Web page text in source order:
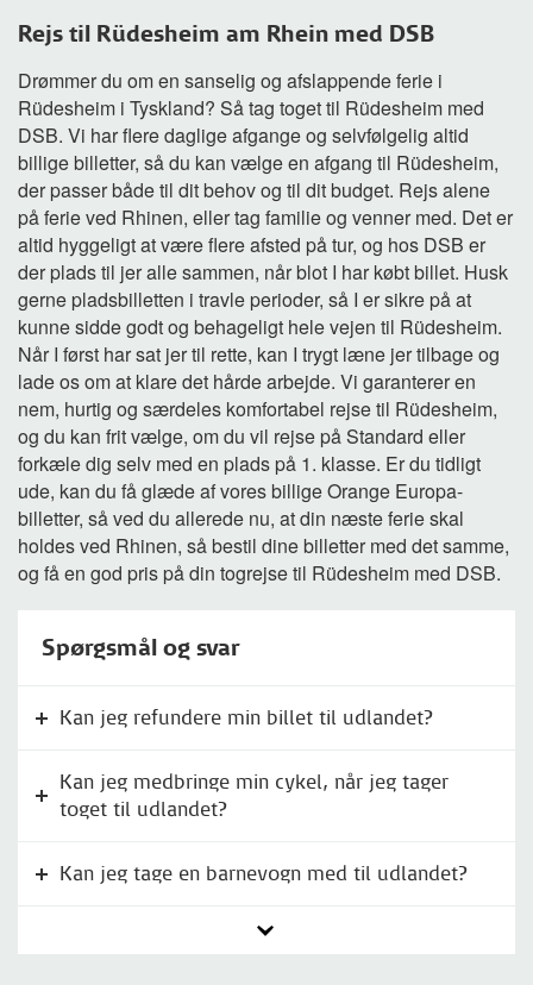
Rejs til Rüdesheim am Rhein med DSB
Drømmer du om en sanselig og afslappende ferie i
Rüdesheim i Tyskland? Så tag toget til Rüdesheim med
DSB. Vi har flere daglige afgange og selvfølgelig altid
billige billetter, så du kan vælge en afgang til Rüdesheim,
der passer både til dit behov og til dit budget. Rejs alene
på ferie ved Rhinen, eller tag familie og venner med. Det er
altid hyggeligt at være flere afsted på tur, og hos DSB er
der plads til jer alle sammen, når blot I har købt billet. Husk
gerne pladsbilletten i travle perioder, så I er sikre på at
kunne sidde godt og behageligt hele vejen til Rüdesheim.
Når I først har sat jer til rette, kan I trygt læne jer tilbage og
lade os om at klare det hårde arbejde. Vi garanterer en
nem, hurtig og særdeles komfortabel rejse til Rüdesheim,
og du kan frit vælge, om du vil rejse på Standard eller
forkæle dig selv med en plads på 1. klasse. Er du tidligt
ude, kan du få glæde af vores billige Orange Europa-
billetter, så ved du allerede nu, at din næste ferie skal
holdes ved Rhinen, så bestil dine billetter med det samme,
og få en god pris på din togrejse til Rüdesheim med DSB.
Spørgsmål og svar
Kan jeg refundere min billet til udlandet?
Kan jeg medbringe min cykel, når jeg tager
toget til udlandet?
Kan jeg tage en barnevogn med til udlandet?